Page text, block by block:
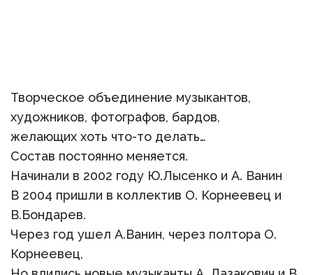
Творческое объединение музыкантов,
художников, фотографов, бардов,
желающих хоть что-то делать…
Состав постоянно меняется.
Начинали в 2002 году Ю.Лысенко и А. Ванин
В 2004 пришли в коллектив О. Корнеевец и
В.Бондарев.
Через год ушел А.Ванин, через полтора О.
Корнеевец,